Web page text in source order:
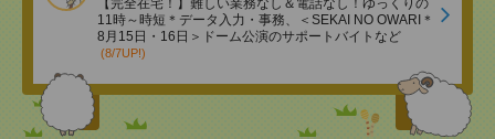
【完全在宅！】難しい業務なし＆電話なし！ゆっくりの
11時～時短＊データ入力・事務、＜SEKAI NO OWARI＊
8月15日・16日＞ドーム公演のサポートバイトなど
(8/7UP!)